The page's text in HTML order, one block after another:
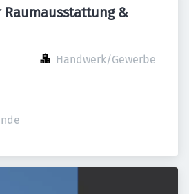
Raumausstattung &
Handwerk/Gewerbe